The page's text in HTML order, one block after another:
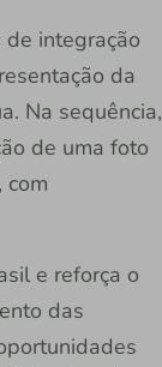
integração
da
Na sequência,
de uma foto
e reforça o
das